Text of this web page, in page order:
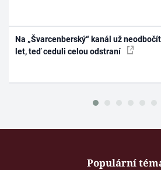
Na „Švarcenberský“ kanál už
let, teď ceduli celou odstraní
Populární